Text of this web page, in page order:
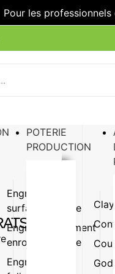
Pour les
Engrais
surfaçage
Engrais
enrobé
Engrais
organique
Amendement
organique
POTERIE
PRODUCTION